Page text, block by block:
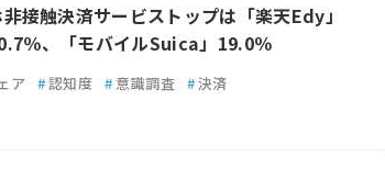
接触決済サービストップは「楽天Edy」
％、「モバイルSuica」19.0％
ア #認知度 # 意識調査 #決済